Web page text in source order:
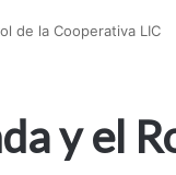
de la Cooperativa LIC
y el